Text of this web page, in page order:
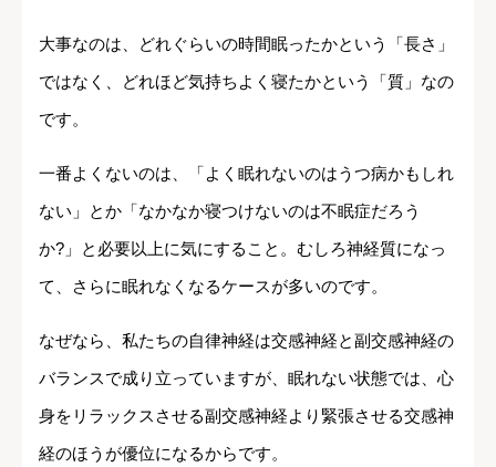
大事なのは、どれぐらいの時間眠ったかという「長さ」
ではなく、どれほど気持ちよく寝たかという「質」なの
です。
一番よくないのは、「よく眠れないのはうつ病かもしれ
ない」とか「なかなか寝つけないのは不眠症だろう
か?」と必要以上に気にすること。むしろ神経質になっ
て、さらに眠れなくなるケースが多いのです。
なぜなら、私たちの自律神経は交感神経と副交感神経の
バランスで成り立っていますが、眠れない状態では、心
身をリラックスさせる副交感神経より緊張させる交感神
経のほうが優位になるからです。